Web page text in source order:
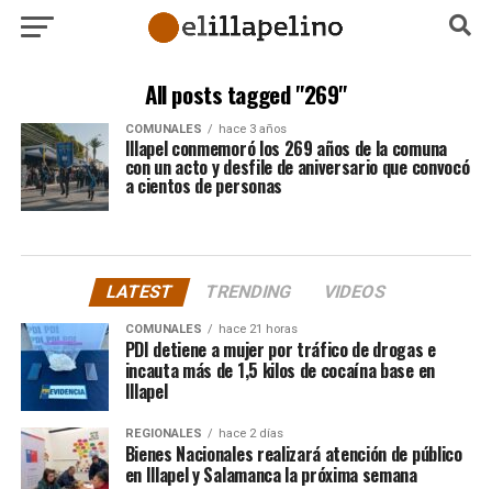
All posts tagged "269"
COMUNALES hace 3 años
Illapel conmemoró los 269 años de la comuna
con un acto y desfile de aniversario que convocó
a cientos de personas
LATEST TRENDING VIDEOS
COMUNALES hace 21 horas
PDI detiene a mujer por tráfico de drogas e
incauta más de 1,5 kilos de cocaína base en
Illapel
REGIONALES hace 2 días
Bienes Nacionales realizará atención de público
en Illapel y Salamanca la próxima semana